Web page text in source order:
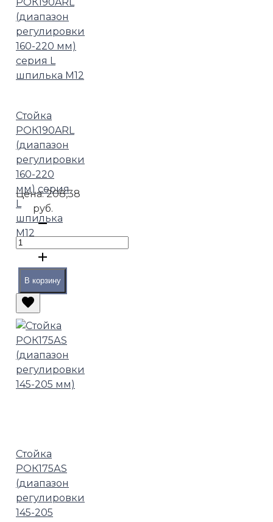
Стойка
РОК190ARL
(диапазон
регулировки
160-220
мм) серия
L
шпилька
М12
Цена:208,38
руб.
В корзину
Стойка
РОК175АS
(диапазон
регулировки
145-205